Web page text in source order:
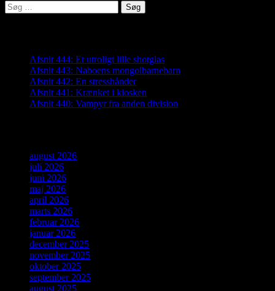
Søg
efter:
Afsnit 444: Et utroligt lille shotglas
Afsnit 443: Naboens mongolbarnebarn
Afsnit 442: En stresshånder
Afsnit 441: Krænket i kiosken
Afsnit 440: Vampyr fra anden division
august 2026
juli 2026
juni 2026
maj 2026
april 2026
marts 2026
februar 2026
januar 2026
december 2025
november 2025
oktober 2025
september 2025
august 2025